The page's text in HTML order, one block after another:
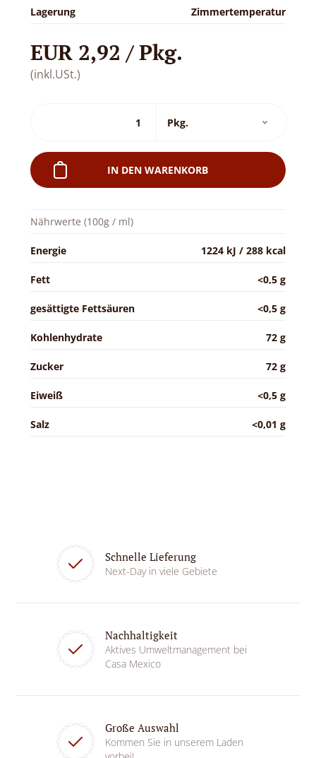
Lagerung Zimmertemperatur
EUR 2,92 / Pkg.
(inkl.USt.)
IN DEN WARENKORB
Nährwerte (100g / ml)
Energie 1224 kJ / 288 kcal
Fett <0,5 g
gesättigte Fettsäuren <0,5 g
Kohlenhydrate 72 g
Zucker 72 g
Eiweiß <0,5 g
Salz <0,01 g
Schnelle Lieferung
Next-Day in viele Gebiete
Nachhaltigkeit
Aktives Umweltmanagement bei
Casa Mexico
Große Auswahl
Kommen Sie in unserem Laden